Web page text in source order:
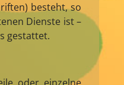
besteht, so
Dienste ist –
gestattet.